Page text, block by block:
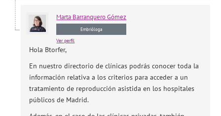
Marta Barranquero Gómez
Embrióloga
Ver perfil
Hola Btorfer,
En nuestro directorio de clínicas podrás conocer toda la
información relativa a los criterios para acceder a un
tratamiento de reproducción asistida en los hospitales
públicos de Madrid.